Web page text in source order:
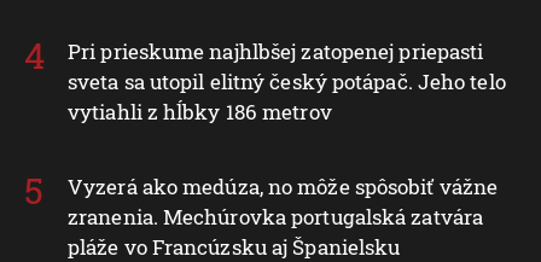
Pri prieskume najhlbšej zatopenej priepasti
sveta sa utopil elitný český potápač. Jeho telo
vytiahli z hĺbky 186 metrov
Vyzerá ako medúza, no môže spôsobiť vážne
zranenia. Mechúrovka portugalská zatvára
pláže vo Francúzsku aj Španielsku